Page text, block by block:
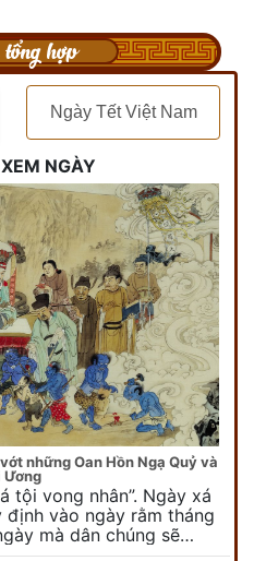
hợp
Ngày Tết Việt Nam
NGÀY
những Oan Hồn Ngạ Quỷ và
Ương
tội vong nhân”. Ngày xá
vào ngày rằm tháng
mà dân chúng sẽ…